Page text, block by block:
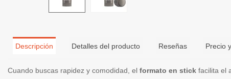
Descripción Detalles del producto Reseñas Precio
Cuando buscas rapidez y comodidad, el formato en stick facilita el